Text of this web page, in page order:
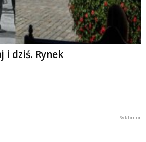
i dziś. Rynek